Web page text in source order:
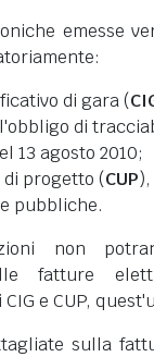
emesse
di gara (
di
13 agosto 2010;
progetto (CUP
pubbliche.
non
fatture
e CUP,
sulla